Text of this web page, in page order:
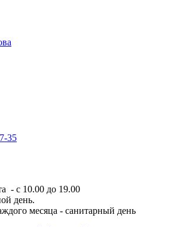
35
- с 10.00 до 19.00
день.
месяца - санитарный день